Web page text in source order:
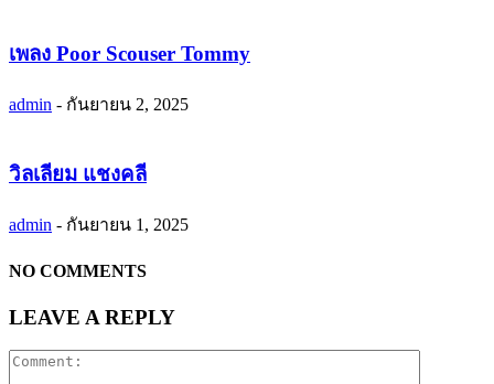
เพลง Poor Scouser Tommy
admin - กันยายน 2, 2025
วิลเลียม แชงคลี
admin - กันยายน 1, 2025
NO COMMENTS
LEAVE A REPLY